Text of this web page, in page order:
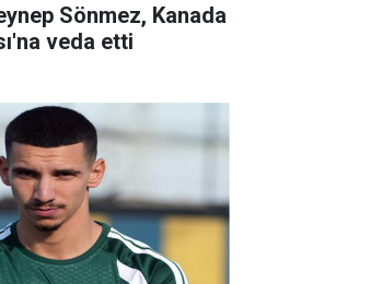
Sönmez, Kanada
veda etti